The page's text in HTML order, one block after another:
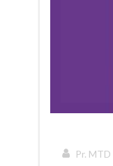
Pr. MTD